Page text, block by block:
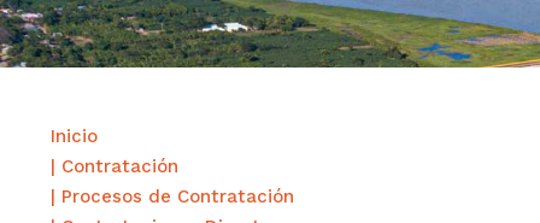
Inicio
| Contratación
| Procesos de Contratación